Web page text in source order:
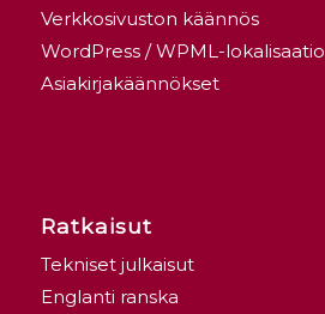
Verkkosivuston käännös
WordPress / WPML-lokalisaatio
Asiakirjakäännökset
Ratkaisut
Tekniset julkaisut
Englanti ranska